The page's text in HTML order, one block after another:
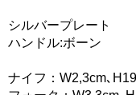
シルバープレート
ハンドル:ボーン
ナイフ：W2,3cm､